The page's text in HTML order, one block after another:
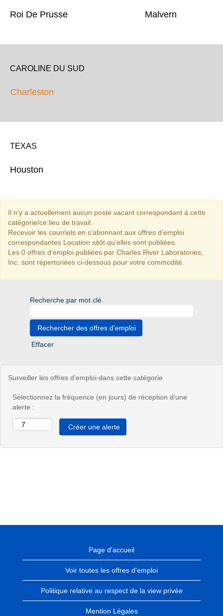
Roi De Prusse Malvern
CAROLINE DU SUD
Charleston
TEXAS
Houston
Il n’y a actuellement aucun poste vacant correspondant à cette
catégorie/ce lieu de travail.
Recevoir les courriels en s’abonnant aux offres d’emploi
correspondantes Location sitôt qu’elles sont publiées.
Les 0 offres d’emploi publiées par Charles River Laboratories,
Inc. sont répertoriées ci-dessous pour votre commodité.
Recherche par mot clé
Effacer
Surveiller les offres d’emploi dans cette catégorie
Sélectionnez la fréquence (en jours) de réception d’une
alerte :
Page d'accueil
Voir toutes les offres d'emploi
Politique relative au respect de la view privée
Mention Légales